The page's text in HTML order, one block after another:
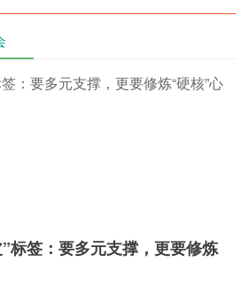
标签：要多元支撑，更要修炼